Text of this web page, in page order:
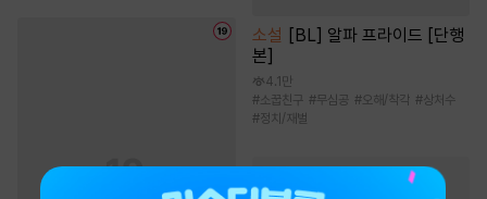
소설 [BL] 알파 프라이드 [단행
본]
4.1만
#소꿉친구 #무심공 #오해/착각 #상처수
#정치/재벌
BL 웹툰/만화